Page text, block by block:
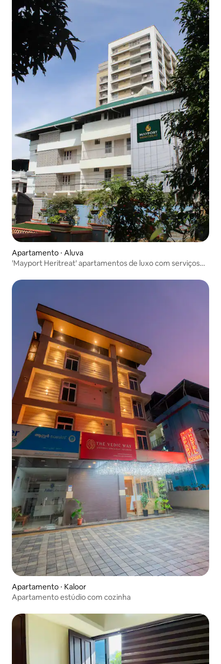
Apartamento ⋅ Aluva
'Mayport Heritreat' apartamentos de luxo com serviços
Apartamento ⋅ Kaloor
Apartamento estúdio com cozinha